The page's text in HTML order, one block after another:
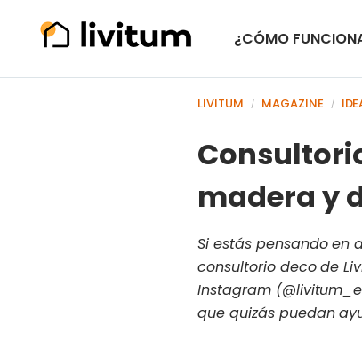
¿CÓMO
LIVITUM / MAGAZINE /
madera y
Si estás pensando
consultorio deco de
Instagram
que quizás puedan